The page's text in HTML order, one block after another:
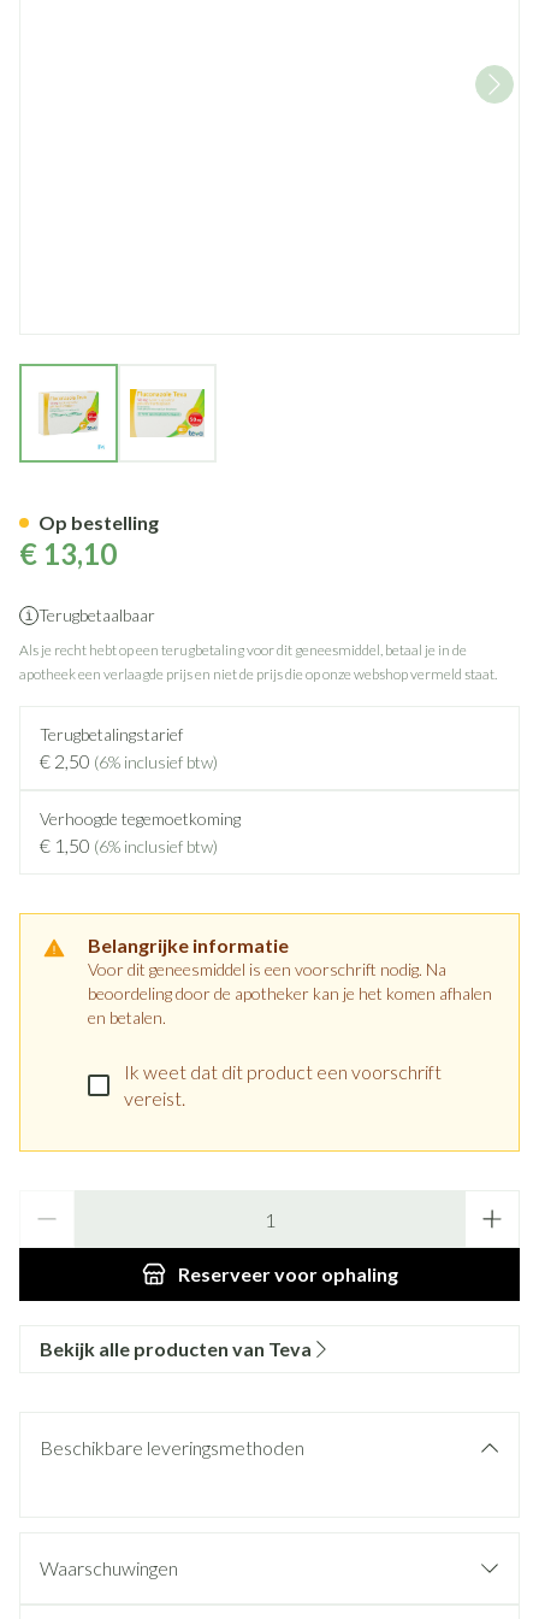
€ 13,10
Terugbetaalbaar
Als je recht hebt op een terugbetaling voor dit geneesmiddel, betaal je in de
apotheek een verlaagde prijs en niet de prijs die op onze webshop vermeld staat.
Terugbetalingstarief
€ 2,50 (6% inclusief btw)
Verhoogde tegemoetkoming
€ 1,50 (6% inclusief btw)
Belangrijke informatie
Voor dit geneesmiddel is een voorschrift nodig. Na
beoordeling door de apotheker kan je het komen afhalen
en betalen.
Ik weet dat dit product een voorschrift
vereist.
Reserveervoor ophaling
Op bestelling
Bekijk alle producten van Teva
Beschikbare leveringsmethoden
Waarschuwingen